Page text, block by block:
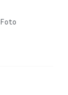
Foto